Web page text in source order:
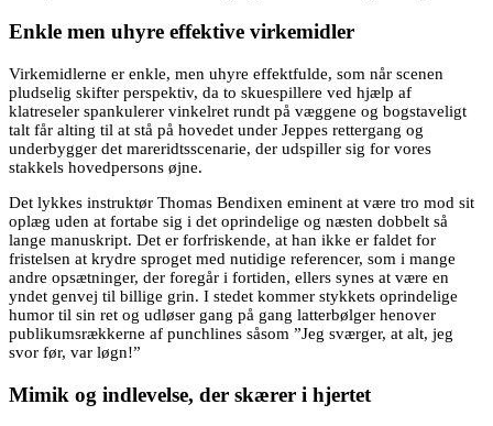
Enkle men uhyre effektive virkemidler
Virkemidlerne er enkle, men uhyre effektfulde, som når scenen
pludselig skifter perspektiv, da to skuespillere ved hjælp af
klatreseler spankulerer vinkelret rundt på væggene og bogstaveligt
talt får alting til at stå på hovedet under Jeppes rettergang og
underbygger det mareridtsscenarie, der udspiller sig for vores
stakkels hovedpersons øjne.
Det lykkes instruktør Thomas Bendixen eminent at være tro mod sit
oplæg uden at fortabe sig i det oprindelige og næsten dobbelt så
lange manuskript. Det er forfriskende, at han ikke er faldet for
fristelsen at krydre sproget med nutidige referencer, som i mange
andre opsætninger, der foregår i fortiden, ellers synes at være en
yndet genvej til billige grin. I stedet kommer stykkets oprindelige
humor til sin ret og udløser gang på gang latterbølger henover
publikumsrækkerne af punchlines såsom ”Jeg sværger, at alt, jeg
svor før, var løgn!”
Mimik og indlevelse, der skærer i hjertet